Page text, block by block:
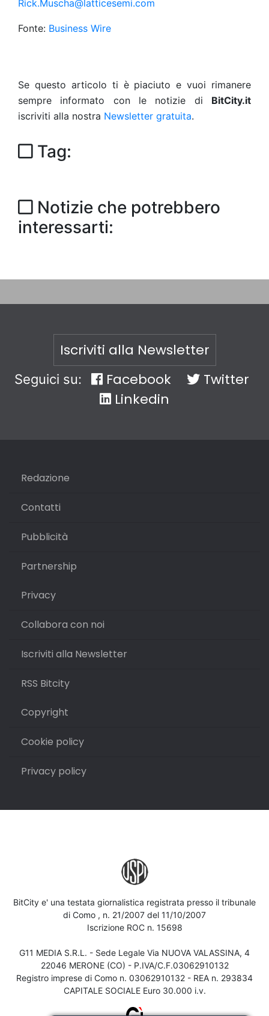
Rick.Muscha@latticesemi.com
Fonte: Business Wire
Se questo articolo ti è piaciuto e vuoi rimanere
sempre informato con le notizie di BitCity.it
iscriviti alla nostra Newsletter gratuita.
Tag:
Notizie che potrebbero
interessarti:
Iscriviti alla Newsletter
Seguici su: Facebook
Twitter
Linkedin
Redazione
Contatti
Pubblicità
Partnership
Privacy
Collabora con noi
Iscriviti alla Newsletter
RSS Bitcity
Copyright
Cookie policy
Privacy policy
BitCity e' una testata giornalistica registrata presso il tribunale
di Como , n. 21/2007 del 11/10/2007
Iscrizione ROC n. 15698
G11 MEDIA S.R.L. - Sede Legale Via NUOVA VALASSINA, 4
22046 MERONE (CO) - P.IVA/C.F.03062910132
Registro imprese di Como n. 03062910132 - REA n. 293834
CAPITALE SOCIALE Euro 30.000 i.v.